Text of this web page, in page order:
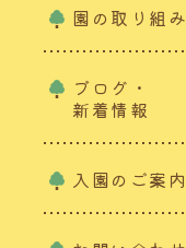
園の取り組み
ブログ・
新着情報
入園のご案内